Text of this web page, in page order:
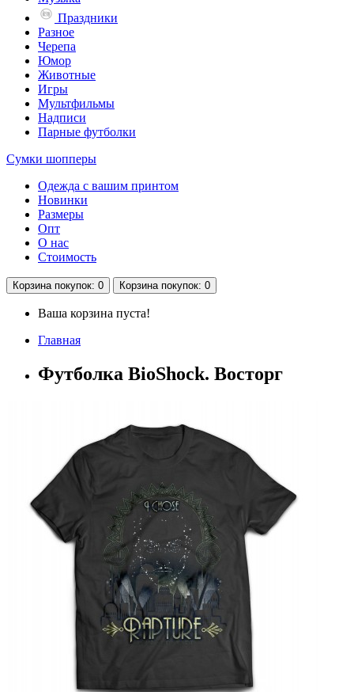
Праздники
Разное
Черепа
Юмор
Животные
Игры
Мультфильмы
Надписи
Парные футболки
Сумки шопперы
Одежда с вашим принтом
Новинки
Размеры
Опт
О нас
Стоимость
Корзинапокупок: 0 Корзинапокупок: 0
Ваша корзина пуста!
Главная
Футболка BioShock. Восторг